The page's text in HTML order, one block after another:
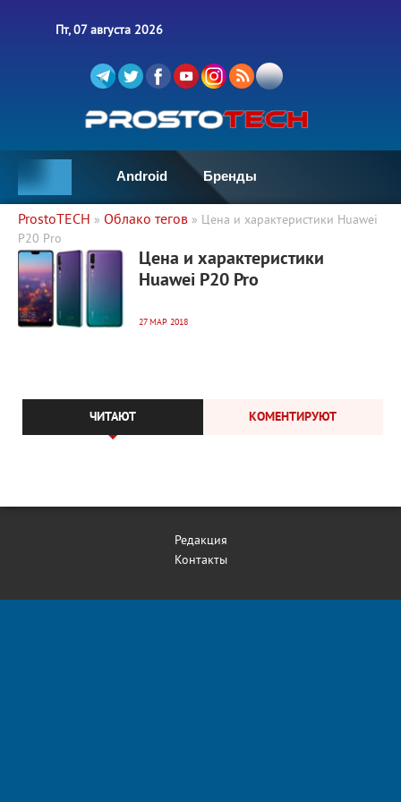
Пт, 07 августа 2026
Android Бренды
ProstoTECH » Облако тегов » Цена и характеристики Huawei
P20 Pro
32 985
Цена и характеристики
Huawei P20 Pro
27 МАР 2018
ЧИТАЮТ КОМЕНТИРУЮТ
Редакция
Контакты